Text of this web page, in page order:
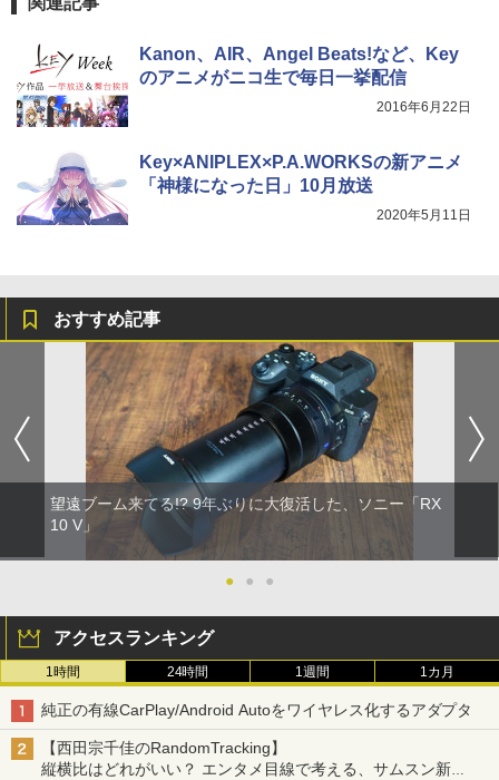
Kanon、AIR、Angel Beats!など、Key
のアニメがニコ生で毎日一挙配信
2016年6月22日
Key×ANIPLEX×P.A.WORKSの新アニメ
「神様になった日」10月放送
2020年5月11日
おすすめ記事
望遠ブーム来てる!? 9年ぶりに大復活した、ソニー「RX
10 V」
● ● ●
アクセスランキング
1時間 24時間 1週間 1カ月
純正の有線CarPlay/Android Autoをワイヤレス化するアダプタ
【西田宗千佳のRandomTracking】
縦横比はどれがいい？ エンタメ目線で考える、サムスン新